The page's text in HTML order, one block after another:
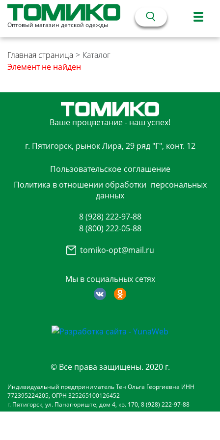
Оптовый магазин детской одежды
Главная страница > Каталог
Элемент не найден
Ваше процветание - наш успех!
г. Пятигорск, рынок Лира, 29 ряд "Г", конт. 12
Пользовательское соглашение
Политика в отношении обработки персональных
данных
Мы в социальных сетях
8 (928) 222-97-88
8 (800) 222-05-88
tomiko-opt@mail.ru
© Все права защищены. 2020 г.
Индивидуальный предприниматель Тен Ольга Георгиевна ИНН
772395224205, ОГРН 325265100126452
г. Пятигорск, ул. Панагюриште, дом 4, кв. 170, 8 (928) 222-97-88